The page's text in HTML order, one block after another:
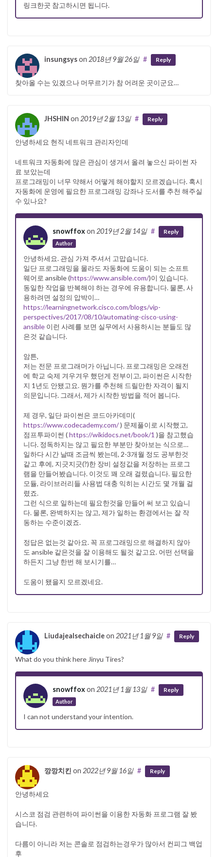
링크한곳 참고하시면 됩니다.
insungsyson 2018년 9월 26일 # Reply
찾아올 수는 있겠으나 머무르기가 참 어려운 곳이군요…
JHSHIN on 2019년 2월 13일 # Reply
안녕하세요 현직 네트워크 관리자인데
네트워크 자동화에 많은 관심이 생겨서 올려 놓으신 파이썬 자
료 보았는데
프로그래밍이 너무 약해서 어떻게 해야할지 모르겠습니다. 혹시
자동화에 운영에 필요한 프로그래밍 강좌나 도서를 추천 해주실
수 있나요?
snowffoxon 2019년 2월 14일
Author
# Reply
안녕하세요. 관심 가져 주셔서 고맙습니다.
일단 프로그래밍을 몰라도 자동화에 도움이 되는 소프트
웨어로 ansible (https://www.ansible.com/)이 있습니다.
동일한 작업을 반복해야 하는 경우에 유용합니다. 물론, 사
용하려면 설정의 압박이…
https://learningnetwork.cisco.com/blogs/vip-
perspectives/2017/08/10/automating-cisco-using-
ansible 이런 사례를 보면 실무에서 사용하시는 분들도 많
은것 같습니다.
암튼,
저는 전문 프로그래머가 아닙니다. 프로그래밍은 오래전
에 학교 숙제 겨우겨우 했던게 전부이고, 파이썬은 시작한
지 1년도 안됐고요. 뭔가를 추천해 드릴만한 자격이 될지
의문입니다. 그래서, 제가 시작한 방법을 적어 봅니다.
제 경우, 일단 파이썬은 코드아카데미(
https://www.codecademy.com/) 문제풀이로 시작했고,
점프투파이썬 (https://wikidocs.net/book/1 )을 참고했습
니다. 정독하지는 않고 필요한 부분만 찾아보는 식으로…
일하다 시간 날때 조금씩 봤는데, 2-3개월 정도 공부한것
같고 후에, 지긋지긋(?)한 장비 설정값을 저장하는 프로그
램을 만들어봤습니다. 이것도 꽤 오래 걸렸습니다. 필요한
모듈, 라이브러리들 사용법 대충 익히는 시간도 몇 개월 걸
렸죠.
그런 식으로 일하는데 필요한것을 만들어 써 보고 있습니
다. 물론, 완벽하지는 않고, 제가 일하는 환경에서는 잘 작
동하는 수준이겠죠.
정답은 없는것 같아요. 꼭 프로그래밍으로 해결하지 않아
도 ansible 같은것을 잘 이용해도 될것 같고요. 어떤 선택을
하든지 그냥 한번 해 보시기를…
도움이 됐을지 모르겠네요.
Liudajealsechaicleon 2021년 1월 9일 # Reply
What do you think here Jinyu Tires?
snowffoxon 2021년 1월 13일
Author
# Reply
I can not understand your intention.
깡깡치킨 on 2022년 9월 16일 # Reply
안녕하세요
시스코 점검 관련하여 파이썬을 이용한 자동화 프로그램 잘 봤
습니다.
다름이 아니라 저는 콘솔로 점검하는경우가 많아서 컨피그 백업
후